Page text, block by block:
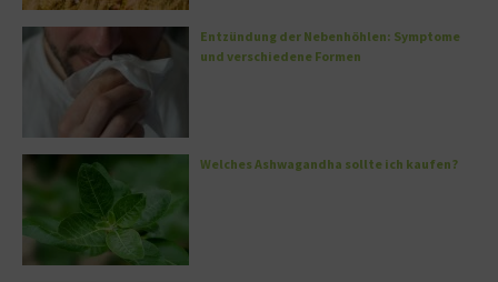
Entzündung der Nebenhöhlen: Symptome
und verschiedene Formen
Welches Ashwagandha sollte ich kaufen?